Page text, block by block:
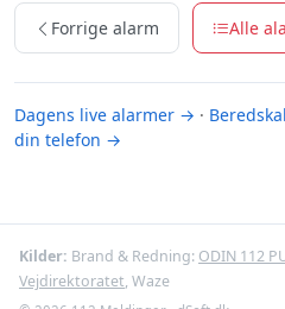
Forrige alarm Alle
Dagens live alarmer → ·
din telefon →
Kilder: Brand & Redning: ODIN 112
Vejdirektoratet, Waze